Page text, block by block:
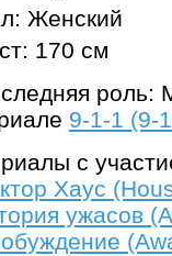
Женский
170 см
роль:
9-1-1 (9-
с
Хаус
ужасов